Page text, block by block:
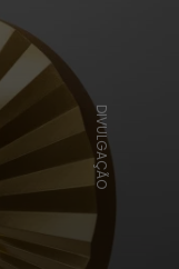
DIVULGAÇÃO